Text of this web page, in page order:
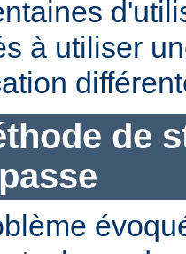
à utiliser
de